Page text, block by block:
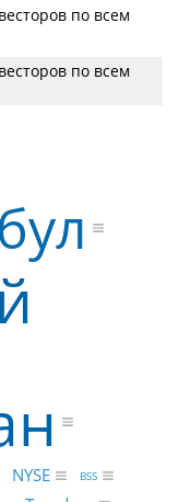
по всем
по всем
NYSE BSS